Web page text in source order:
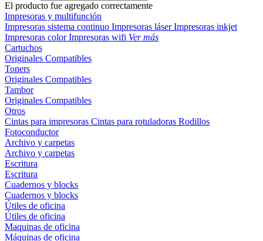
El producto fue agregado correctamente
Impresoras y multifunción
Impresoras sistema continuo Impresoras láserImpresoras inkjet
Impresoras colorImpresoras wifi Ver más
Cartuchos
Originales Compatibles
Toners
Originales Compatibles
Tambor
Originales Compatibles
Otros
Cintas para impresoras Cintas para rotuladoras Rodillos
Fotoconductor
Archivo y carpetas
Archivo y carpetas
Escritura
Escritura
Cuadernos y blocks
Cuadernos y blocks
Útiles de oficina
Útiles de oficina
Maquinas de oficina
Máquinas de oficina